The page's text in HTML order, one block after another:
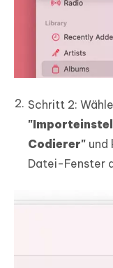
Schritt 2:
Codierer" und
Datei-Fenster